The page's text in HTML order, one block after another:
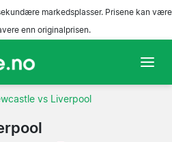
markedsplasser. Prisene kan være
enn originalprisen.
vs Liverpool